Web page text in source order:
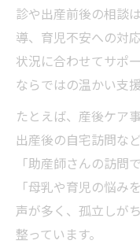
診や出産前後の相談
導、育児不安への対
状況に合わせてサポ
ならではの温かい支
たとえば、産後ケア
出産後の自宅訪問な
「助産師さんの訪問
「母乳や育児の悩み
声が多く、孤立しが
整っています。